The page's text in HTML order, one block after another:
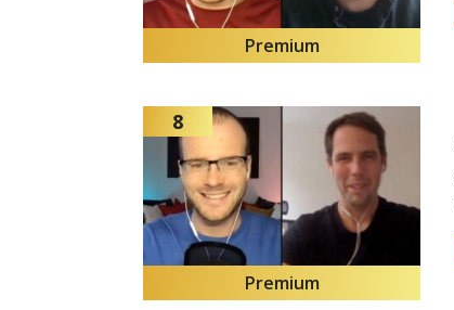
Premium
8
Premium